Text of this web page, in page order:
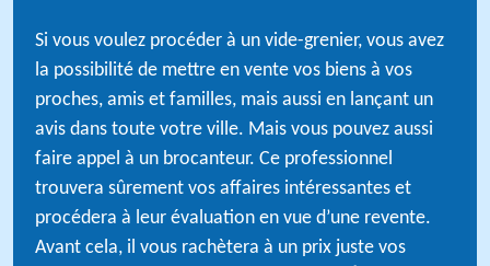
Si vous voulez procéder à un vide-grenier, vous avez
la possibilité de mettre en vente vos biens à vos
proches, amis et familles, mais aussi en lançant un
avis dans toute votre ville. Mais vous pouvez aussi
faire appel à un brocanteur. Ce professionnel
trouvera sûrement vos affaires intéressantes et
procédera à leur évaluation en vue d’une revente.
Avant cela, il vous rachètera à un prix juste vos